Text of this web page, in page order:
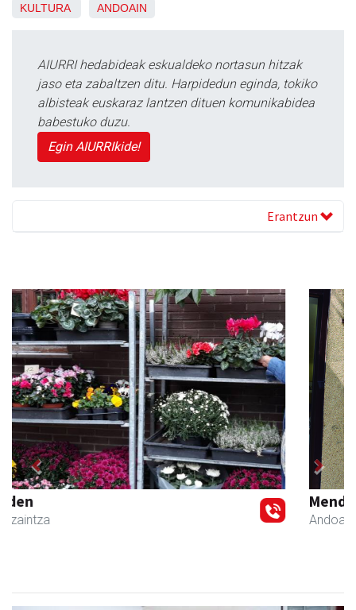
KULTURA ANDOAIN
AIURRI hedabideak eskualdeko nortasun hitzak
jaso eta zabaltzen ditu. Harpidedun eginda, tokiko
albisteak euskaraz lantzen dituen komunikabidea
babestuko duzu.
Egin AIURRIkide!
Erantzun
Mendi autoeskola
Andoain
Previous Next